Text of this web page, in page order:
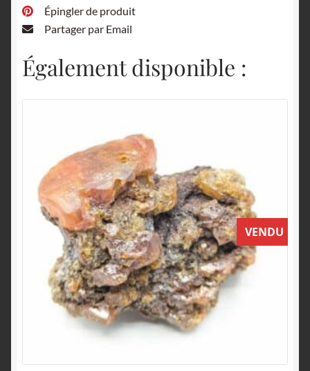
Épingler de produit
Partager par Email
Également disponible :
VENDU